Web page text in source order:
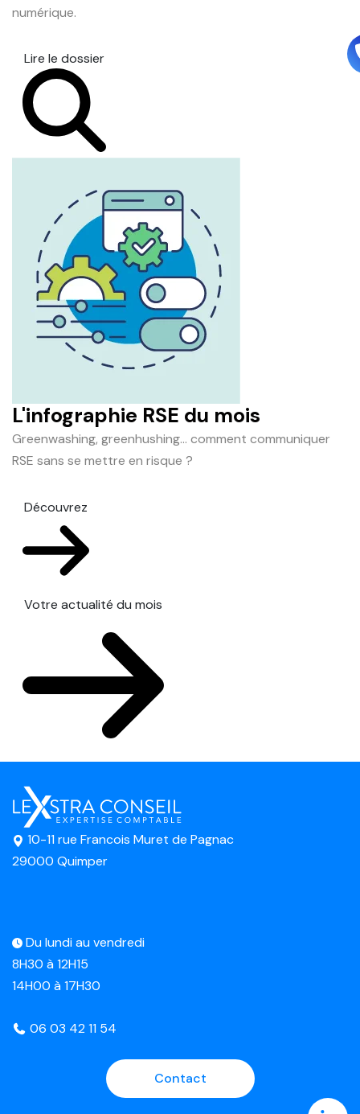
numérique.
Lire le dossier
L'infographie RSE du mois
Greenwashing, greenhushing… comment communiquer
RSE sans se mettre en risque ?
Découvrez
Votre actualité du mois
10-11 rue Francois Muret de Pagnac
29000 Quimper
Du lundi au vendredi
8H30 à 12H15
14H00 à 17H30
06 03 42 11 54
Contact